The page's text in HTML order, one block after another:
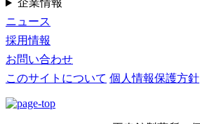
企業情報
ニュース
採用情報
お問い合わせ
このサイトについて 個人情報保護方針